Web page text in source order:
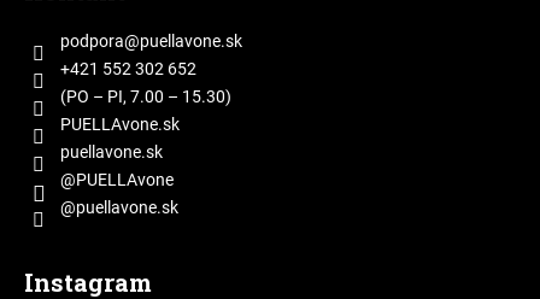
podpora@puellavone.sk
+421 552 302 652
(PO – PI, 7.00 – 15.30)
PUELLAvone.sk
puellavone.sk
@PUELLAvone
@puellavone.sk
Instagram